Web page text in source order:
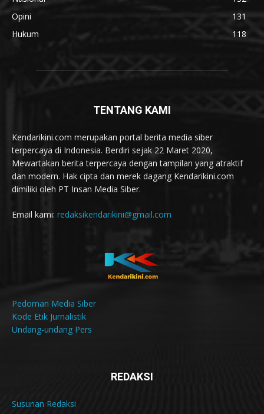
Opini
131
Hukum
118
TENTANG KAMI
Kendarikini.com merupakan portal berita media siber
terpercaya di Indonesia. Berdiri sejak 22 Maret 2020,
Mewartakan berita terpercaya dengan tampilan yang atraktif
dan modern. Hak cipta dan merek dagang Kendarikini.com
dimiliki oleh PT Insan Media Siber.
Email kami: redaksikendarikini@gmail.com
Pedoman Media Siber
Kode Etik Jurnalistik
Undang-undang Pers
REDAKSI
Susunan Redaksi